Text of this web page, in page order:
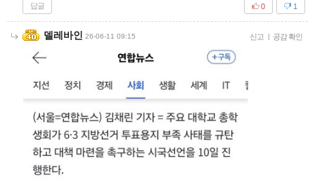
답글 1
0
델레바인 26-06-11 09:15 신고 | 공감 확인